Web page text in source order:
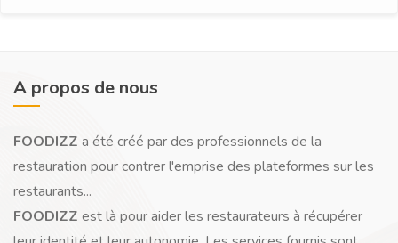
A propos de nous
FOODIZZ a été créé par des professionnels de la
restauration pour contrer l'emprise des plateformes sur les
restaurants...
FOODIZZ est là pour aider les restaurateurs à récupérer